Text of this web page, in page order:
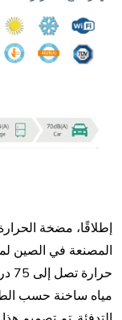
المصنعة في الصين
مياه ساخنة حسب